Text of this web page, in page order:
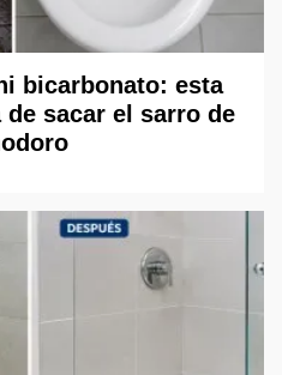
bicarbonato: esta
de sacar el sarro de